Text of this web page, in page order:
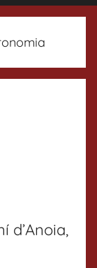
d’Anoia,